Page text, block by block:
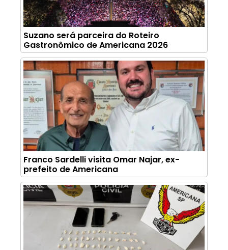
Suzano será parceira do Roteiro
Gastronômico de Americana 2026
Franco Sardelli visita Omar Najar, ex-
prefeito de Americana